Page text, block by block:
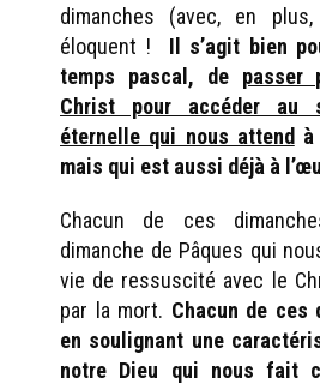
dimanches (avec, en plus,
éloquent ! Il s’agit bien
temps pascal, de passer
Christ pour accéder
éternelle qui nous attend
mais qui est aussi déjà à
Chacun de ces
dimanche de Pâques qui
vie de ressuscité avec le
par la mort. Chacun de
en soulignant une
notre Dieu qui nous fait